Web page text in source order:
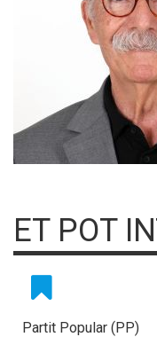
ET POT
Partit Popular (PP)